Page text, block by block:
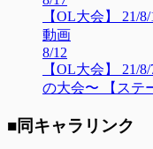
【OL大会】 21/
動画
8/12
【OL大会】 21/
の大会〜 【ステ
■同キャラリンク